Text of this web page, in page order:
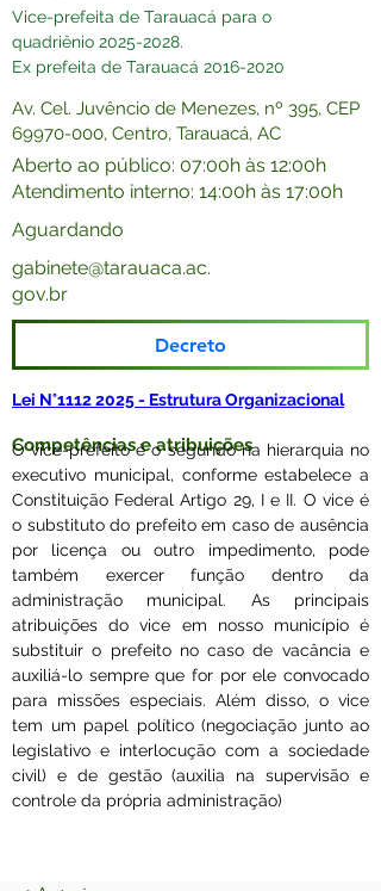
Vice-prefeita de Tarauacá para o
quadriênio 2025-2028.
Ex prefeita de Tarauacá 2016-2020
Av. Cel. Juvêncio de Menezes, nº 395, CEP
69970-000, Centro, Tarauacá, AC
Aberto ao público: 07:00h às 12:00h
Atendimento interno: 14:00h às 17:00h
Aguardando
gabinete@tarauaca.ac.
gov.br
Decreto
Competências e atribuições
Lei N°1112 2025 - Estrutura Organizacional
O vice-prefeito é o segundo na hierarquia no
executivo municipal, conforme estabelece a
Constituição Federal Artigo 29, I e II. O vice é
o substituto do prefeito em caso de ausência
por licença ou outro impedimento, pode
também exercer função dentro da
administração municipal. As principais
atribuições do vice em nosso município é
substituir o prefeito no caso de vacância e
auxiliá-lo sempre que for por ele convocado
para missões especiais. Além disso, o vice
tem um papel político (negociação junto ao
legislativo e interlocução com a sociedade
civil) e de gestão (auxilia na supervisão e
controle da própria administração)